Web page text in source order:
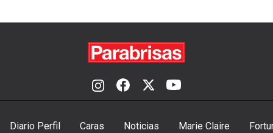
Diario Perfil Caras Noticias Marie Claire